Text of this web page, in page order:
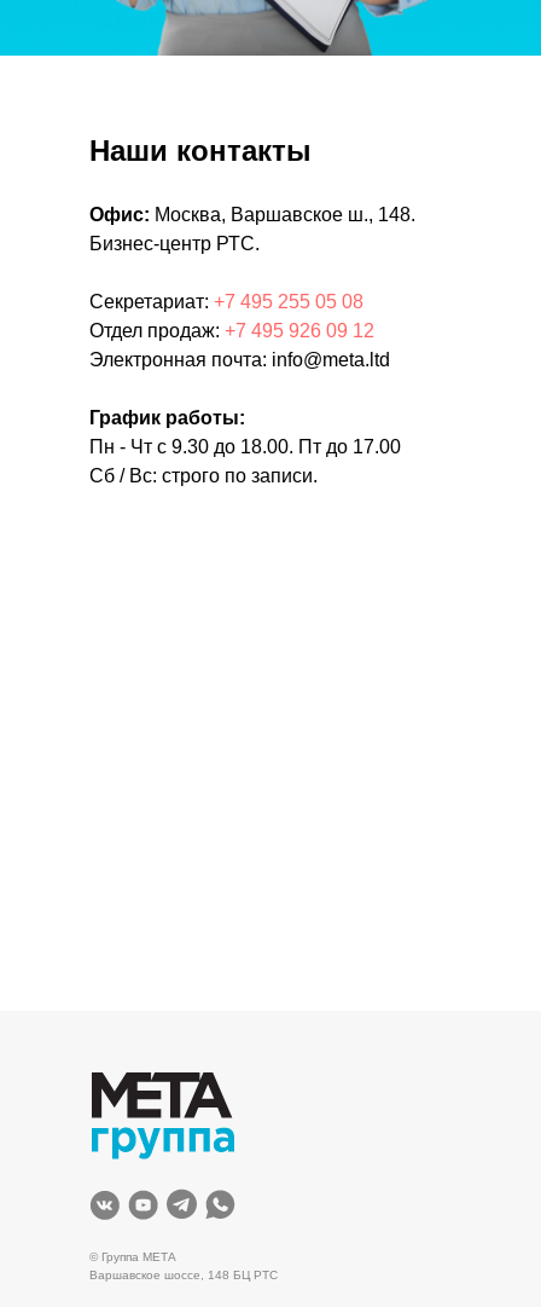
Офис: Москва, Варшавское ш., 148.
Бизнес-центр РТС.
Секретариат: +7 495 255 05 08
Отдел продаж: +7 495 926 09 12
Электронная почта: info@meta.ltd
График работы:
Пн - Чт с 9.30 до 18.00. Пт до 17.00
Сб / Вс: строго по записи.
Наши контакты
© Группа МЕТА
Варшавское шоссе, 148 БЦ РТС